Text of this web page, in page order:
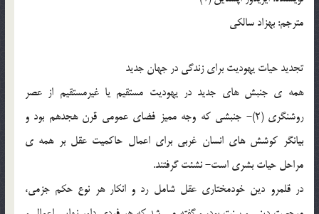
مترجم: بهزاد سالكي
تجديد حيات يهوديت براي زندگي در جهان جديد
همه ي جنبش هاي جديد در يهوديت مستقيم يا غيرمستقيم از عصر
روشنگري (2)- جنبشي كه وجه مميز فضاي عمومي قرن هجدهم بود و
بيانگر كوشش هاي انسان غربي براي اعمال حاكميت عقل بر همه ي
مراحل حيات بشري است- نشئت گرفتند.
در قلمرو دين خودمختاري عقل شامل رد و انكار هر نوع حكم جزمي،